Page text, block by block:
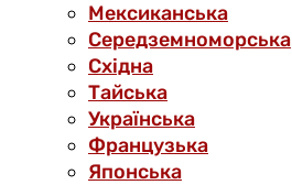
Мексиканська
Середземноморська
Східна
Тайська
Українська
Французька
Японська